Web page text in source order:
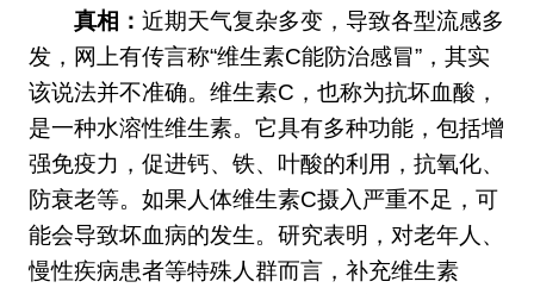
真相： 近期天气复杂多变，导致各型流感多
发，网上有传言称“维生素C能防治感冒”，其实
该说法并不准确。维生素C，也称为抗坏血酸，
是一种水溶性维生素。它具有多种功能，包括增
强免疫力，促进钙、铁、叶酸的利用，抗氧化、
防衰老等。如果人体维生素C摄入严重不足，可
能会导致坏血病的发生。研究表明，对老年人、
慢性疾病患者等特殊人群而言，补充维生素